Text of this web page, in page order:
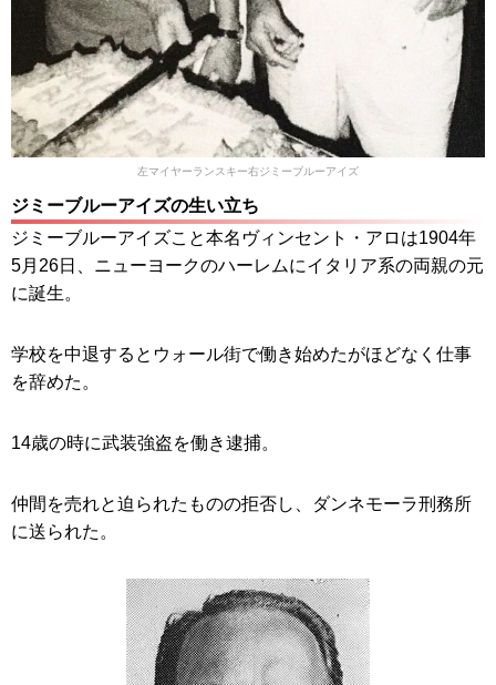
左マイヤーランスキー右ジミーブルーアイズ
ジミーブルーアイズの生い立ち
ジミーブルーアイズこと本名ヴィンセント・アロは1904年
5月26日、ニューヨークのハーレムにイタリア系の両親の元
に誕生。
学校を中退するとウォール街で働き始めたがほどなく仕事
を辞めた。
14歳の時に武装強盗を働き逮捕。
仲間を売れと迫られたものの拒否し、ダンネモーラ刑務所
に送られた。